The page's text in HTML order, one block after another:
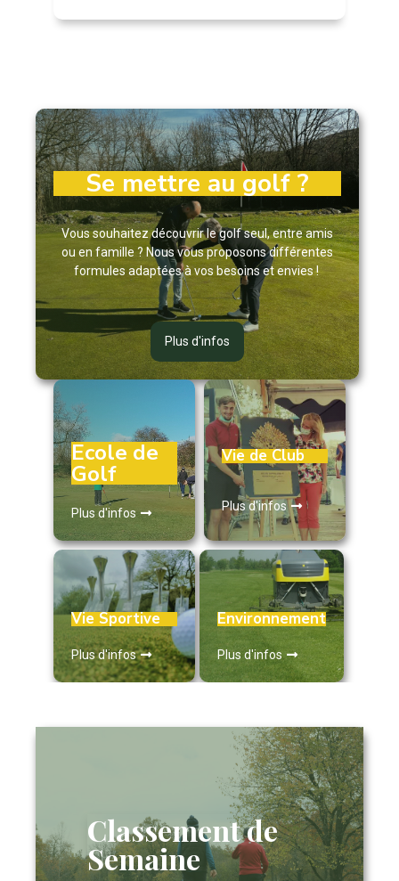
Se mettre au golf ?
Vous souhaitez découvrir le golf seul, entre amis
ou en famille ? Nous vous proposons différentes
formules adaptées à vos besoins et envies !
Plus d'infos
Ecole de
Golf
Plus d'infos
Vie de Club
Plus d'infos
Vie Sportive
Plus d'infos
Environnement
Plus d'infos
Classement de
Semaine